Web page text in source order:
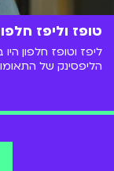
טופז וליפז
ליפז וטופז חלפון
הליפסינק של